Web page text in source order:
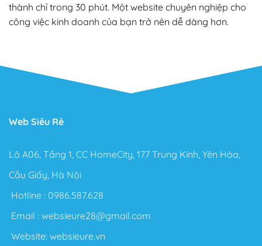
thành chỉ trong 30 phút. Một website chuyên nghiệp cho
công việc kinh doanh của bạn trở nên dễ dàng hơn.
Web Siêu Rẻ
Lô A06, Tầng 1, CC HomeCity, 177 Trung Kính, Yên Hòa,
Cầu Giấy, Hà Nội
Hotline : 0986.587.628
Email : websieure28@gmail.com
Website: websieure.vn